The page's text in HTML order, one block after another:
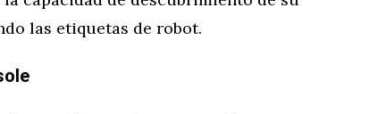
las etiquetas de robot.